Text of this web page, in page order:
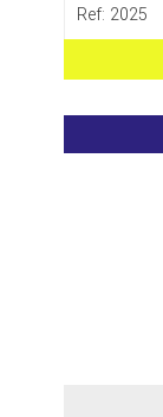
Ref: 2025